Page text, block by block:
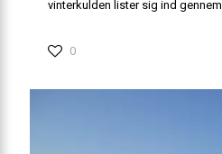
vinterkulden lister sig ind gennem
0